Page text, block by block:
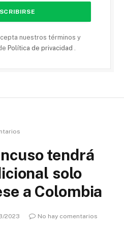
nuestros términos y
Política de privacidad .
tendrá
solo
a Colombia
2023
No hay comentarios